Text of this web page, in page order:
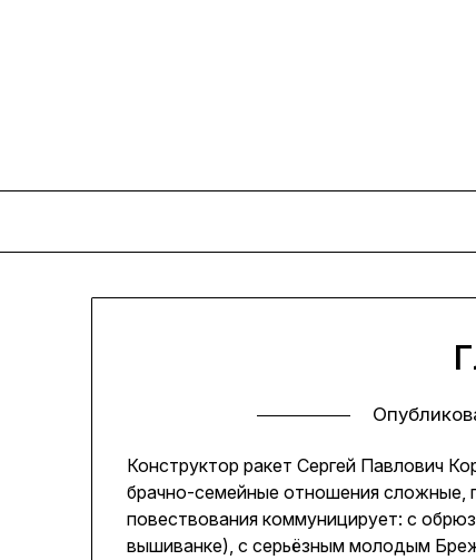
Конструктор ракет Сергей Павлович
брачно-семейные отношения
повествования коммуницирует: с
вышиванке), с серьёзным молодым